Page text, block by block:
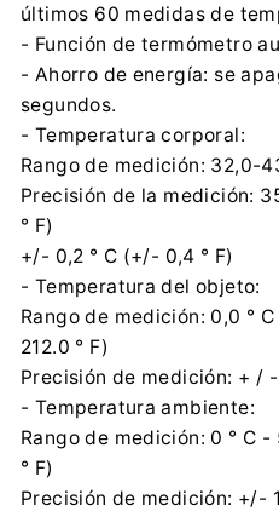
últimos 60 medidas de
- Función de termómetro
- Ahorro de energía: se
segundos.
- Temperatura corporal:
Rango de medición: 32,0-
Precisión de la medición:
° F)
+/- 0,2 ° C (+/- 0,4 ° F)
- Temperatura del objeto:
Rango de medición: 0,0 °
212.0 ° F)
Precisión de medición: + / -
- Temperatura ambiente:
Rango de medición: 0 ° C -
° F)
Precisión de medición: +/-